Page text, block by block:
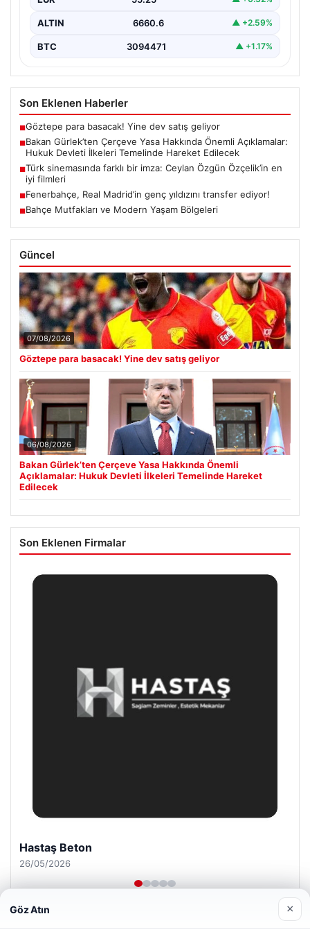
dönemi başlatacak çerçeve yasanın yürürlüğe
ALTIN 6660.6 ▲ +2.59%
BTC 3094471 ▲ +1.17%
Son Eklenen Haberler
■Göztepe para basacak! Yine dev satış geliyor
■Bakan Gürlek’ten Çerçeve Yasa Hakkında Önemli Açıklamalar:
Hukuk Devleti İlkeleri Temelinde Hareket Edilecek
■Türk sinemasında farklı bir imza: Ceylan Özgün Özçelik’in en
iyi filmleri
■Fenerbahçe, Real Madrid’in genç yıldızını transfer ediyor!
■Bahçe Mutfakları ve Modern Yaşam Bölgeleri
Güncel
07/08/2026
Göztepe para basacak! Yine dev satış geliyor
06/08/2026
Bakan Gürlek’ten Çerçeve Yasa Hakkında Önemli
Açıklamalar: Hukuk Devleti İlkeleri Temelinde Hareket
Edilecek
Son Eklenen Firmalar
Prenses Night Club
29/04/2026
Göz Atın ×